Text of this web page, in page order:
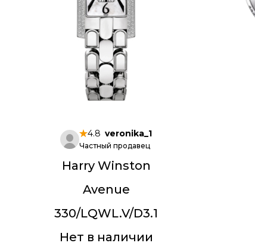
4.8 veronika_1
Частный продавец
Harry Winston
Avenue
330/LQWL.V/D3.1
Нет в наличии